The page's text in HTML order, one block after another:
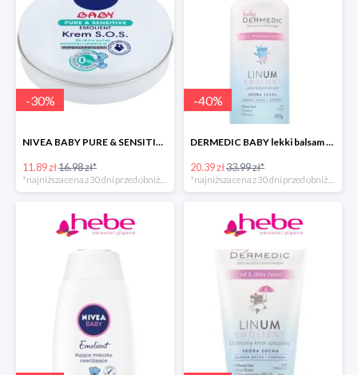
-30%
NIVEA BABY PURE & SENSITIVE krem dla dzieci
11.89 zł16.98 zł*
-40%
DERMEDIC BABY lekki balsam do ciała
20.39 zł33.99 zł*